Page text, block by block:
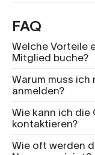
FAQ
Welche Vorteile
Mitglied buche?
Warum muss ich
anmelden?
Wie kann ich die
kontaktieren?
Wie oft werden